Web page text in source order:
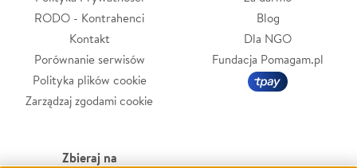
RODO - Kontrahenci
Kontakt
Porównanie serwisów
Polityka plików cookie
Zarządzaj zgodami cookie
Blog
Dla NGO
Fundacja Pomagam.pl
Zbieraj na